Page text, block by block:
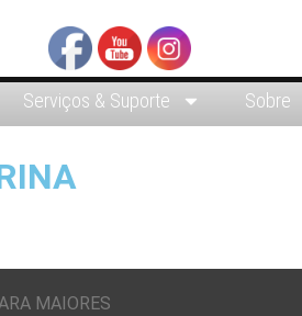
Serviços & Suporte Sobre
MAIORES